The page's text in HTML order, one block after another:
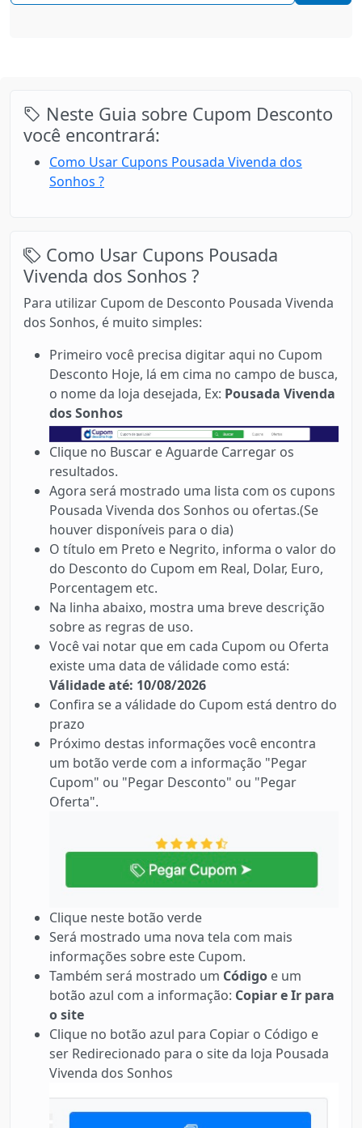
Neste Guia sobre Cupom Desconto
você encontrará:
Como Usar Cupons Pousada Vivenda dos
Sonhos ?
Como Usar Cupons Pousada
Vivenda dos Sonhos ?
Para utilizar Cupom de Desconto Pousada Vivenda
dos Sonhos, é muito simples:
Primeiro você precisa digitar aqui no Cupom
Desconto Hoje, lá em cima no campo de busca,
o nome da loja desejada, Ex: Pousada Vivenda
dos Sonhos
Clique no Buscar e Aguarde Carregar os
resultados.
Agora será mostrado uma lista com os cupons
Pousada Vivenda dos Sonhos ou ofertas.(Se
houver disponíveis para o dia)
O título em Preto e Negrito, informa o valor do
do Desconto do Cupom em Real, Dolar, Euro,
Porcentagem etc.
Na linha abaixo, mostra uma breve descrição
sobre as regras de uso.
Você vai notar que em cada Cupom ou Oferta
existe uma data de válidade como está:
Válidade até: 10/08/2026
Confira se a válidade do Cupom está dentro do
prazo
Próximo destas informações você encontra
um botão verde com a informação "Pegar
Cupom" ou "Pegar Desconto" ou "Pegar
Oferta".
Clique neste botão verde
Será mostrado uma nova tela com mais
informações sobre este Cupom.
Também será mostrado um Código e um
botão azul com a informação: Copiar e Ir para
o site
Clique no botão azul para Copiar o Código e
ser Redirecionado para o site da loja Pousada
Vivenda dos Sonhos